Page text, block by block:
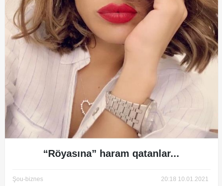
“Röyasına” haram qatanlar...
Şou-biznes 20:18 10.01.2021